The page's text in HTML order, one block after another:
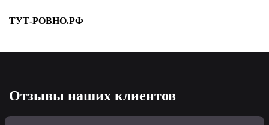
ТУТ-РОВНО.РФ
Отзывы наших клиентов